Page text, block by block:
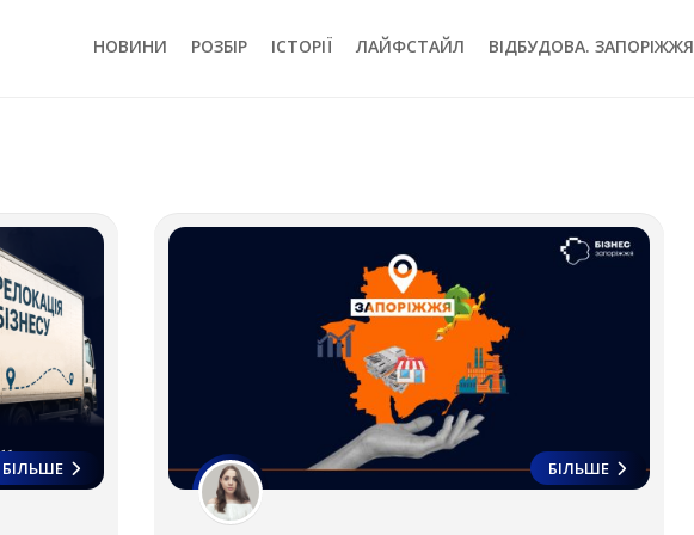
НОВИНИ РОЗБІР ІСТОРІЇ ЛАЙФСТАЙЛ ВІДБУДОВА. ЗАПОРІЖЖЯ
БІЛЬШЕ БІЛЬШЕ